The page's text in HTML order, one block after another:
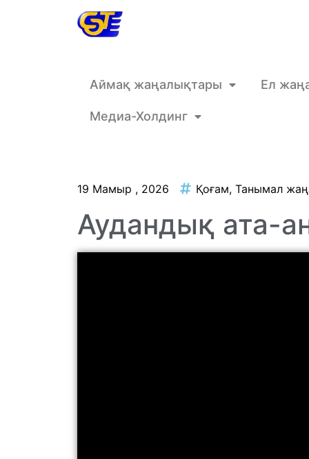
Аймақ жаңалықтары Ел
Медиа-Холдинг
19 Мамыр , 2026 Қоғам, Танымал
Аудандық ата-